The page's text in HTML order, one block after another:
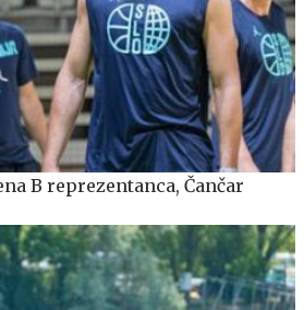
B reprezentanca, Čančar